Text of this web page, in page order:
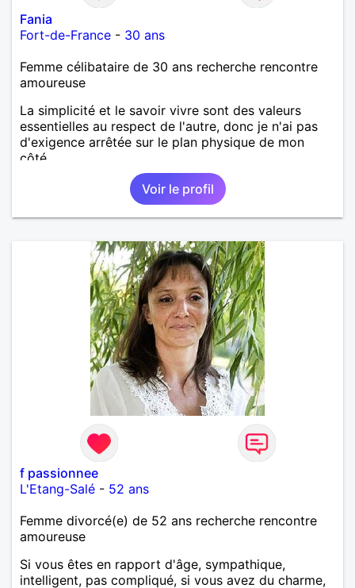
Fania
Fort-de-France - 30 ans
Femme célibataire de 30 ans recherche rencontre
amoureuse
La simplicité et le savoir vivre sont des valeurs
essentielles au respect de l'autre, donc je n'ai pas
d'exigence arrêtée sur le plan physique de mon
côté.
Voir le profil
f passionnee
L'Etang-Salé - 52 ans
Femme divorcé(e) de 52 ans recherche rencontre
amoureuse
Si vous êtes en rapport d'âge, sympathique,
intelligent, pas compliqué, si vous avez du charme,